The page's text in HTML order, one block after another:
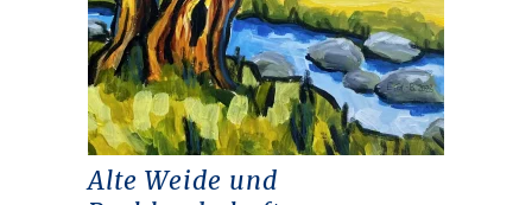
Alte Weide und